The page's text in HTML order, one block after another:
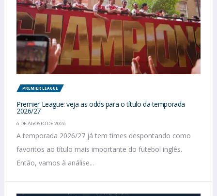
PREMIER LEAGUE
Premier League: veja as odds para o título da temporada
2026/27
6 DE AGOSTO DE 2026
A temporada 2026/27 já tem times despontando como
favoritos ao título mais importante do futebol inglês.
Então, vamos à análise...